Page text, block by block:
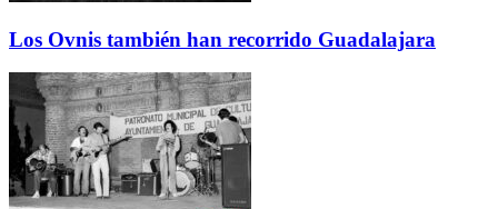
Los Ovnis también han recorrido Guadalajara